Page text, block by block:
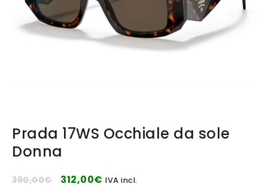
Prada 17WS Occhiale da sole
Donna
390,00€ 312,00€ IVA incl.